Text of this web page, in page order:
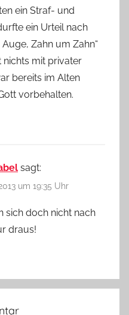
ein Straf- und
ein Urteil nach
Zahn um Zahn“
nichts mit privater
bereits im Alten
vorbehalten.
sagt:
um 19:35 Uhr
sich doch nicht nach
draus!